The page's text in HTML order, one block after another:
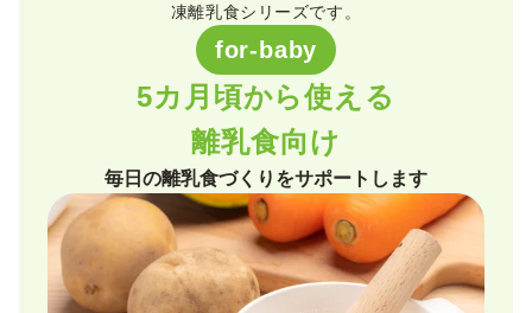
凍離乳食シリーズです。
for-baby
5カ月頃から使える
離乳食向け
毎日の離乳食づくりをサポートします